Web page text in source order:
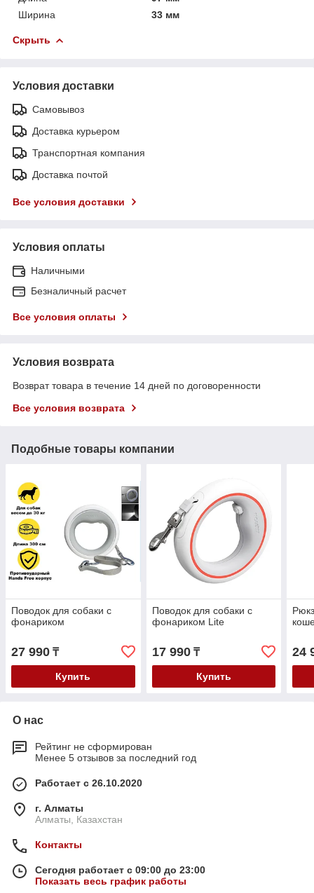
Ширина
33 мм
Скрыть
Условия доставки
Самовывоз
Доставка курьером
Транспортная компания
Доставка почтой
Все условия доставки
Условия оплаты
Наличными
Безналичный расчет
Все условия оплаты
Условия возврата
Возврат товара в течение 14 дней по договоренности
Все условия возврата
Подобные товары компании
Поводок для собаки с
фонариком
27 990 ₸
Купить
Поводок для собаки с
фонариком Lite
17 990₸
Купить
24
О нас
Рейтинг не сформирован
Менее 5 отзывов за последний год
Работает с 26.10.2020
г. Алматы
Алматы, Казахстан
Контакты
Сегодня работает с 09:00 до 23:00
Показать весь график работы